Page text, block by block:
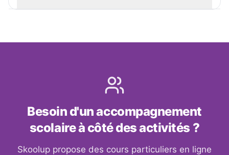
Besoin d'un accompagnement
scolaire à côté des activités ?
Skoolup propose des cours particuliers en ligne